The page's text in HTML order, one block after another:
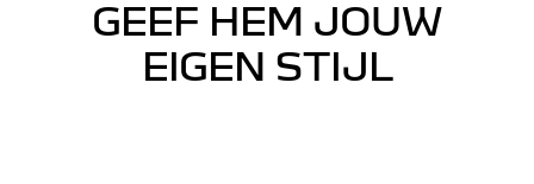
GEEF HEM JOUW
EIGEN STIJL